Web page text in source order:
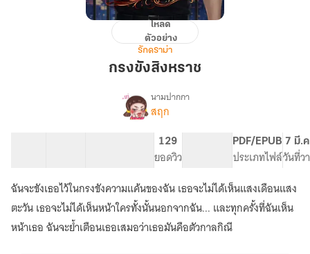
กรงขัง
สิงหราช
โหลด
ตัวอย่าง
รักดราม่า
กรงขังสิงหราช
เรื่อง
กรงขัง
สิงหราช
นามปากกา
สฤก
129
ยอดวิว
PDF/EPUB
ประเภทไฟล์
7 มี.
วันที่ว
ฉันจะขังเธอไว้ในกรงขังความแค้นของฉัน เธอจะไม่ได้เห็นแสงเดือนแสง
ตะวัน เธอจะไม่ได้เห็นหน้าใครทั้งนั้นนอกจากฉัน... และทุกครั้งที่ฉันเห็น
หน้าเธอ ฉันจะย้ำเตือนเธอเสมอว่าเธอมันคือตัวกาลกิณี